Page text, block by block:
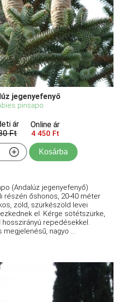
jegenyefenyő
pinsapo
ár
Ft
Online ár
4 450 Ft
Kosárba
(Andalúz jegenyefenyő)
részén őshonos, 20-40 méter
zöld, szürkészöld levei
el. Kérge sötétszürke,
repedésekkel.
megjelenésű, nagyo ...